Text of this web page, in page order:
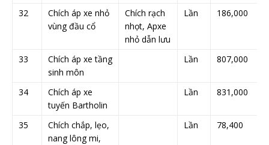
32
Chích áp xe nhỏ
vùng đầu cổ
Chích rạch
nhọt, Apxe
nhỏ dẫn lưu
Lần 186,000
33
Chích áp xe tầng
sinh môn
Lần 807,000
34
Chích áp xe
tuyến Bartholin
Lần 831,000
35
Chích chắp, lẹo,
nang lông mi,
Lần 78,400